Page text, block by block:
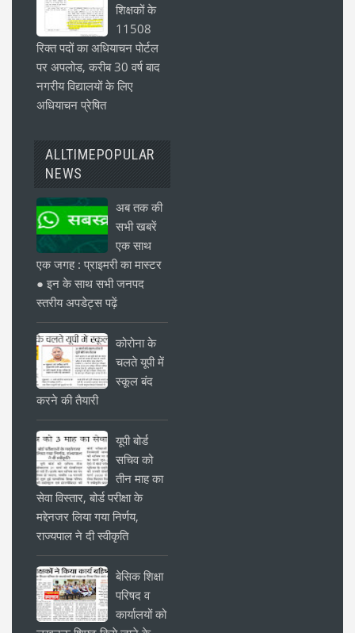
शिक्षकों के
11508
रिक्त पदों का अधियाचन पोर्टल
पर अपलोड, करीब 30 वर्ष बाद
नगरीय विद्यालयों के लिए
अधियाचन प्रेषित
ALLTIMEPOPULAR
NEWS
अब तक की
सभी खबरें
एक साथ
एक जगह : प्राइमरी का मास्टर
● इन के साथ सभी जनपद
स्तरीय अपडेट्स पढ़ें
कोरोना के
चलते यूपी में
स्कूल बंद
करने की तैयारी
यूपी बोर्ड
सचिव को
तीन माह का
सेवा विस्तार, बोर्ड परीक्षा के
मद्देनजर लिया गया निर्णय,
राज्यपाल ने दी स्वीकृति
बेसिक शिक्षा
परिषद व
कार्यालयों को